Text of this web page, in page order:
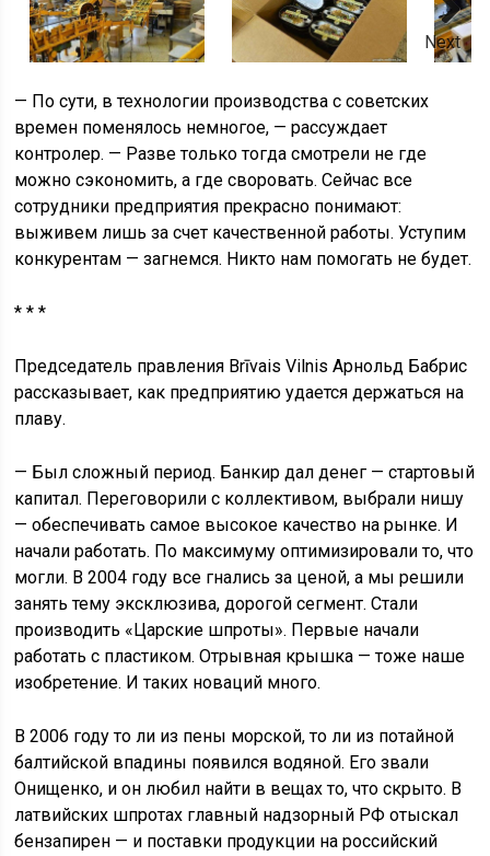
Next
— По сути, в технологии производства с советских
времен поменялось немногое, — рассуждает
контролер. — Разве только тогда смотрели не где
можно сэкономить, а где своровать. Сейчас все
сотрудники предприятия прекрасно понимают:
выживем лишь за счет качественной работы. Уступим
конкурентам — загнемся. Никто нам помогать не будет.
* * *
Председатель правления Brīvais Vilnis Арнольд Бабрис
рассказывает, как предприятию удается держаться на
плаву.
— Был сложный период. Банкир дал денег — стартовый
капитал. Переговорили с коллективом, выбрали нишу
— обеспечивать самое высокое качество на рынке. И
начали работать. По максимуму оптимизировали то, что
могли. В 2004 году все гнались за ценой, а мы решили
занять тему эксклюзива, дорогой сегмент. Стали
производить «Царские шпроты». Первые начали
работать с пластиком. Отрывная крышка — тоже наше
изобретение. И таких новаций много.
В 2006 году то ли из пены морской, то ли из потайной
балтийской впадины появился водяной. Его звали
Онищенко, и он любил найти в вещах то, что скрыто. В
латвийских шпротах главный надзорный РФ отыскал
бензапирен — и поставки продукции на российский